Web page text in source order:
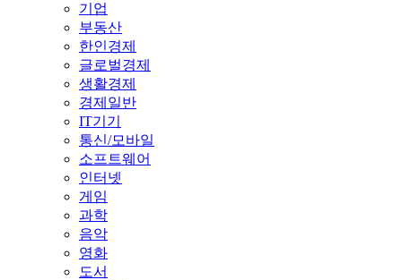
기업
부동산
한인경제
글로벌경제
생활경제
경제일반
IT기기
통신/모바일
소프트웨어
인터넷
게임
과학
음악
영화
도서